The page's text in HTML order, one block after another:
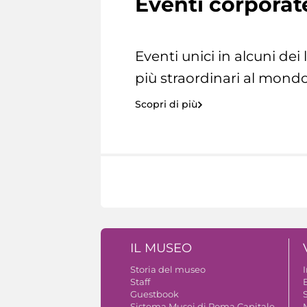
Eventi unici in alcuni dei
più straordinari al
Scopri di più
IL MUSEO
Storia del museo
Staff
Guestbook